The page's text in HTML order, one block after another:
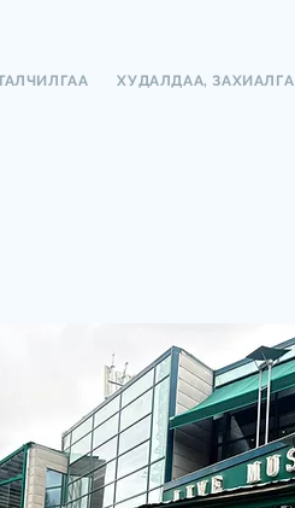
ХУДАЛДАА, ЗАХИАЛГА